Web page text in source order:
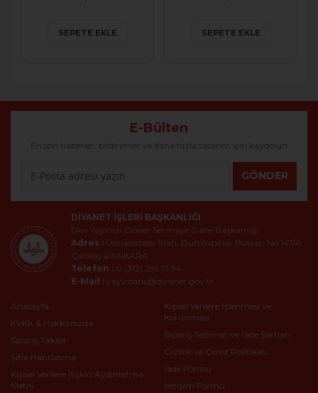
SEPETE EKLE SEPETE EKLE
E-Bülten
En son haberler, bildirimler ve daha fazla tasarım için kaydolun
GÖNDER
DIYANET İŞLERI BAŞKANLIĞI
Dini Yayınlar Döner Sermaye Daire Başkanlığı
Adres : Üniversiteler Mah. Dumlupınar Bulvarı No:147/A
Çankaya/ANKARA
Telefon : 0 (312) 295 71 94
E-Mail : yayinsatis@diyanet.gov.tr
Anasayfa
KVKK & Hakkımızda
Sipariş Takibi
Şifre Hatırlatma
Kişisel Verilere İlişkin Aydınlatma
Metni
Kişisel Verilere İşlenmesi ve
Korunması
Sipariş Teslimat ve İade Şartları
Gizlilik ve Çerez Politikası
İade Formu
İletişim Formu